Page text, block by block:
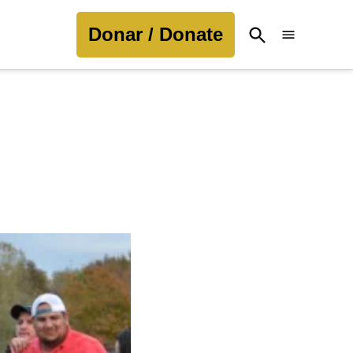
Donar / Donate
Open
Search